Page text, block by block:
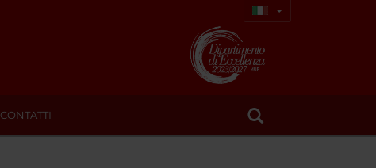
CONTATTI